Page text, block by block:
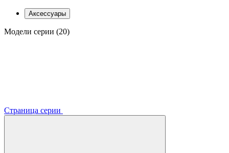
Аксессуары
Модели серии (20)
Страница серии